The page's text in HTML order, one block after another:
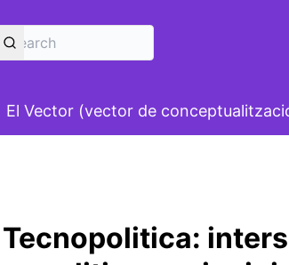
menu
El Vector (vector de
Tecnopolitica: